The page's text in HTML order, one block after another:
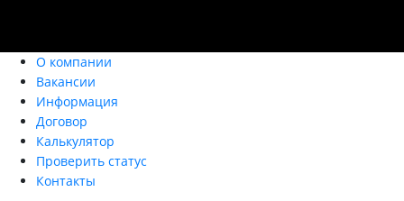
О компании
Вакансии
Информация
Договор
Калькулятор
Проверить статус
Контакты